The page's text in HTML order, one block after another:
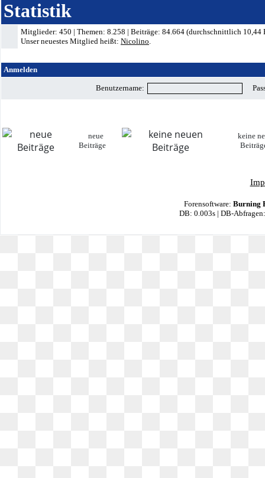
Statistik
Mitglieder: 450 | Themen: 8.258 | Beiträge: 84.664 (durchschnittlich 10,44
Unser neuestes Mitglied heißt: Nicolino.
Anmelden
Benutzername:
neue
Beiträge
keine
Forensoftware: Burning
DB: 0.003s | DB-